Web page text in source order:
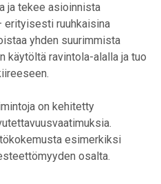
ja tekee asioinnista
erityisesti ruuhkaisina
yhden suurimmista
ravintola-alalla ja tuo
on kehitetty
esimerkiksi
osalta.